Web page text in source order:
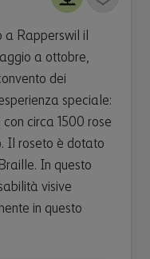
Rapperswil il
a ottobre,
dei
speciale:
circa 1500 rose
Il roseto è dotato
In questo
visive
in questo